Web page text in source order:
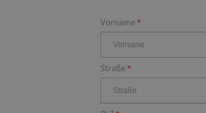
Vorname
Straße